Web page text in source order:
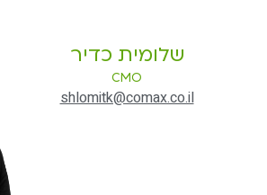
שלומית כדיר
CMO
shlomitk@comax.co.il